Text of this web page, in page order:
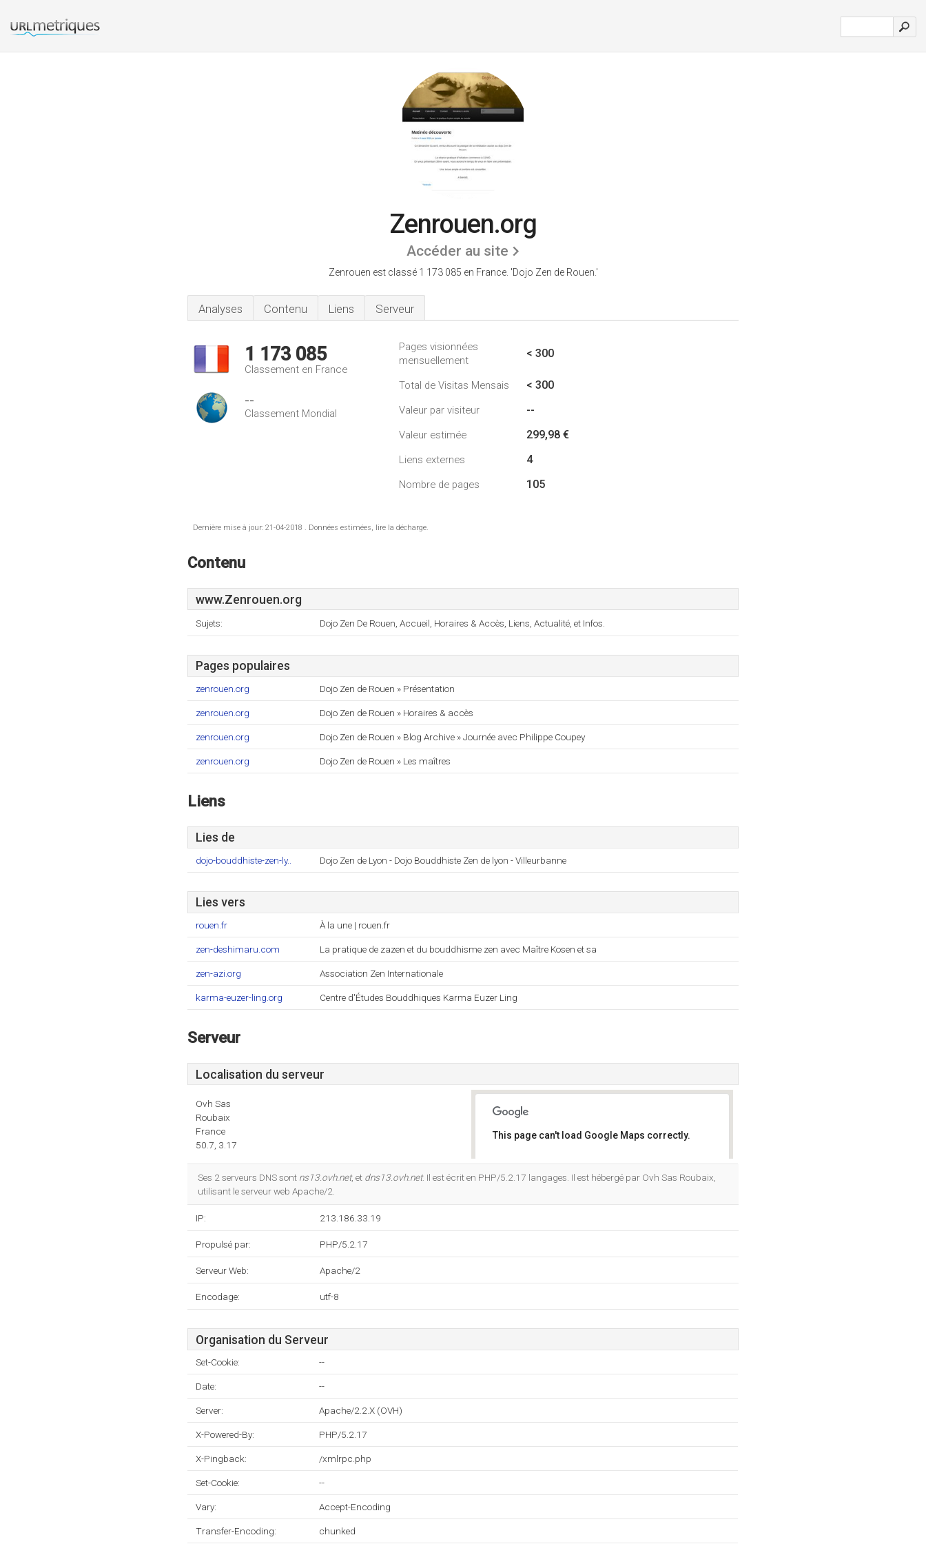
Zenrouen.org
Accéder au site
Zenrouen est classé 1 173 085 en France. 'Dojo Zen de Rouen.'
Analyses Contenu Liens Serveur
1 173 085
Classement en France
--
Classement Mondial
Pages visionnées
mensuellement
< 300
Total de Visitas Mensais < 300
Valeur par visiteur --
Valeur estimée 299,98 €
Liens externes 4
Nombre de pages 105
Dernière mise à jour: 21-04-2018 . Données estimées, lire la décharge.
Contenu
www.Zenrouen.org
Sujets: Dojo Zen De Rouen, Accueil, Horaires & Accès, Liens, Actualité, et Infos.
Pages populaires
zenrouen.org Dojo Zen de Rouen » Présentation
zenrouen.org Dojo Zen de Rouen » Horaires & accès
zenrouen.org Dojo Zen de Rouen » Blog Archive » Journée avec Philippe Coupey
zenrouen.org Dojo Zen de Rouen » Les maîtres
Liens
Lies de
dojo-bouddhiste-zen-ly.. Dojo Zen de Lyon - Dojo Bouddhiste Zen de lyon - Villeurbanne
Lies vers
rouen.fr À la une | rouen.fr
zen-deshimaru.com La pratique de zazen et du bouddhisme zen avec Maître Kosen et sa
zen-azi.org Association Zen Internationale
karma-euzer-ling.org Centre d'Études Bouddhiques Karma Euzer Ling
Serveur
Localisation du serveur
Ovh Sas
Roubaix
France
50.7, 3.17
This page can't load Google Maps correctly.
Ses 2 serveurs DNS sont ns13.ovh.net, et dns13.ovh.net. Il est écrit en PHP/5.2.17 langages. Il est hébergé par Ovh Sas Roubaix,
utilisant le serveur web Apache/2.
IP: 213.186.33.19
Propulsé par: PHP/5.2.17
Serveur Web: Apache/2
Encodage: utf-8
Organisation du Serveur
Set-Cookie: --
Date: --
Server: Apache/2.2.X (OVH)
X-Powered-By: PHP/5.2.17
X-Pingback: /xmlrpc.php
Set-Cookie: --
Vary: Accept-Encoding
Transfer-Encoding: chunked